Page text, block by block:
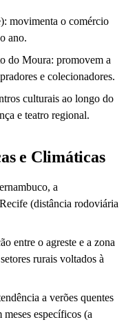
movimenta o comércio
ano.
do Moura: promovem a
e colecionadores.
culturais ao longo do
e teatro regional.
e Climáticas
a
(distância rodoviária
entre o agreste e a zona
rurais voltados à
a verões quentes
específicos (a